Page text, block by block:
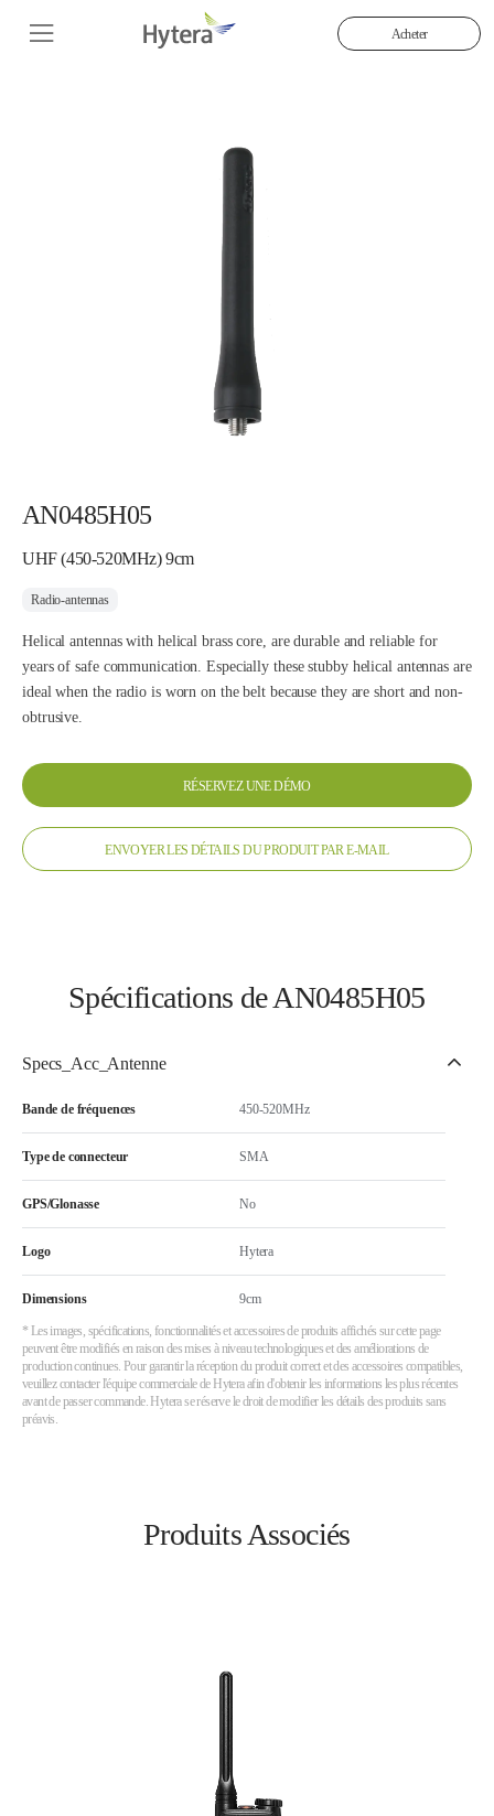
Acheter
AN0485H05
UHF (450-520MHz) 9cm
Radio-antennas
Helical antennas with helical brass core, are durable and reliable for
years of safe communication. Especially these stubby helical antennas are
ideal when the radio is worn on the belt because they are short and non-
obtrusive.
RÉSERVEZ UNE DÉMO
ENVOYER LES DÉTAILS DU PRODUIT PAR E-MAIL
Spécifications de AN0485H05
Specs_Acc_Antenne
Bande de fréquences 450-520MHz
Type de connecteur SMA
GPS/Glonasse No
Logo Hytera
Dimensions 9cm
* Les images, spécifications, fonctionnalités et accessoires de produits affichés sur cette page
peuvent être modifiés en raison des mises à niveau technologiques et des améliorations de
production continues. Pour garantir la réception du produit correct et des accessoires compatibles,
veuillez contacter l'équipe commerciale de Hytera afin d'obtenir les informations les plus récentes
avant de passer commande. Hytera se réserve le droit de modifier les détails des produits sans
préavis.
Produits Associés